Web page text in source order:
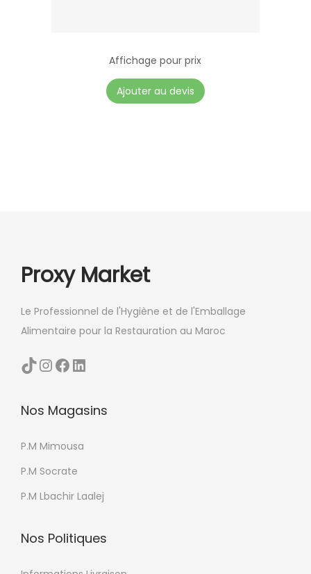
Affichage pour prix
Ajouter au devis
Proxy Market
Le Professionnel de l'Hygiène et de l'Emballage
Alimentaire pour la Restauration au Maroc
TikTok InstagramFacebook LinkedIn
Nos Magasins
P.M Mimousa
P.M Socrate
P.M Lbachir Laalej
Nos Politiques